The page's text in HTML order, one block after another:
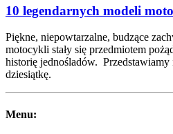
10 legendarnych modeli
Piękne, niepowtarzalne, budzące
motocykli stały się przedmiotem
historię jednośladów. Przedstawiamy
dziesiątkę.
Menu: